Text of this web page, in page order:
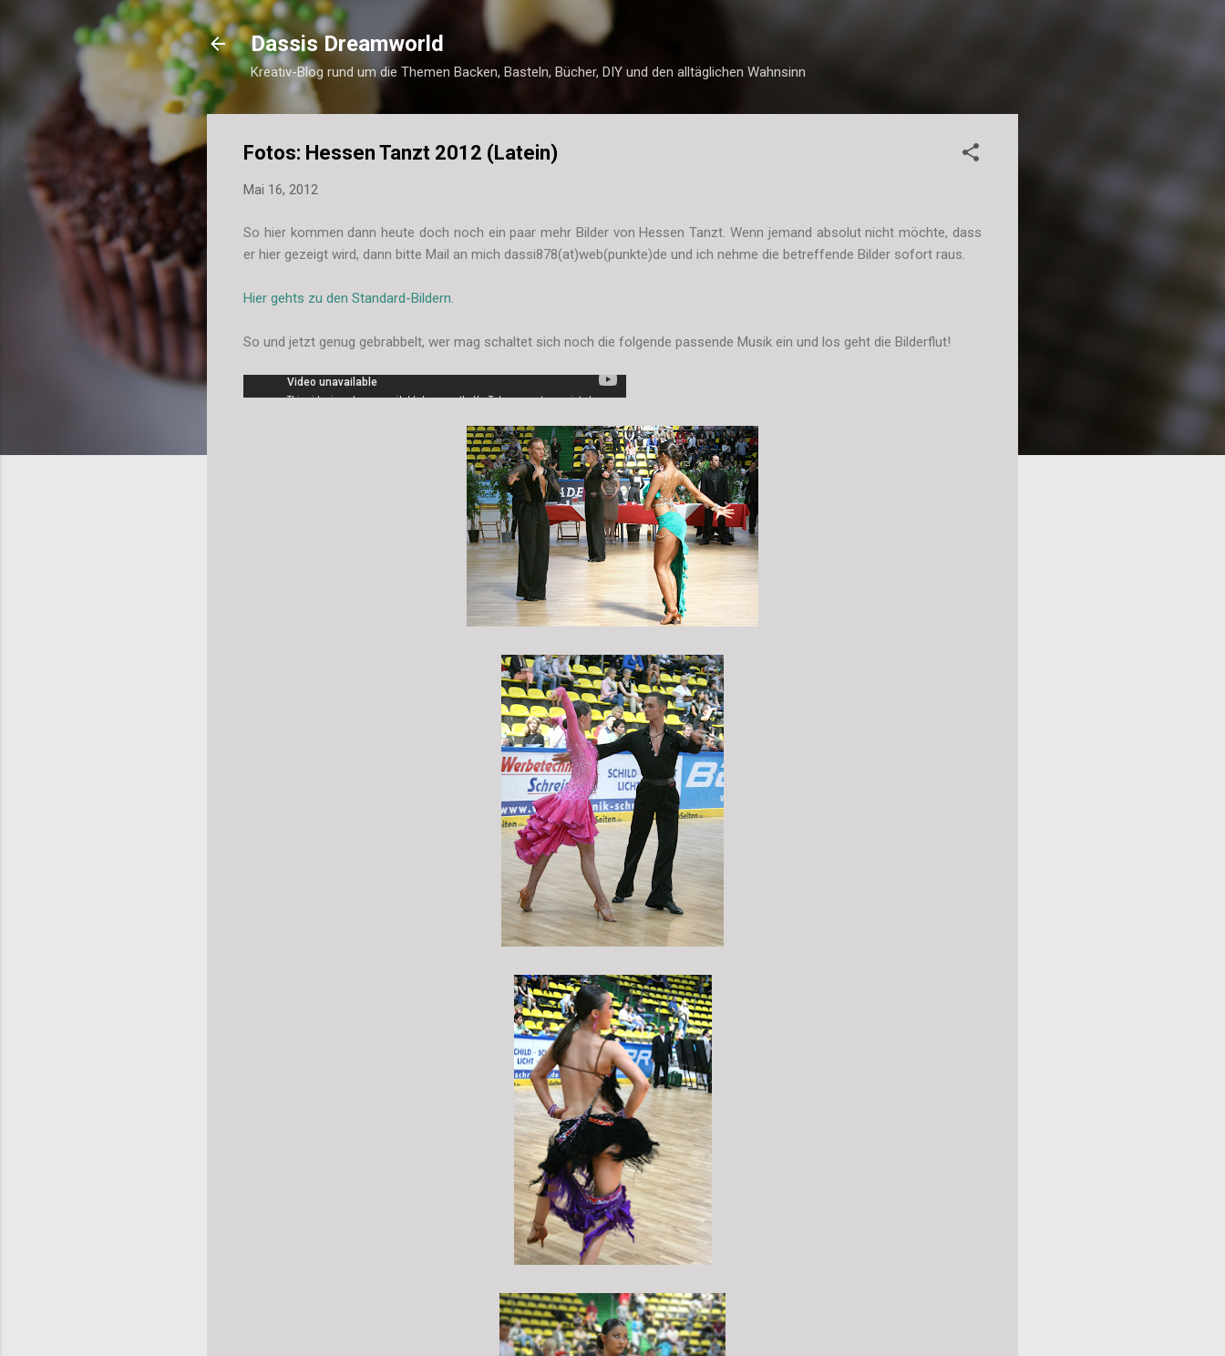
Direkt zum Hauptbereich
Dassis Dreamworld
Kreativ-Blog rund um die Themen Backen, Basteln, Bücher, DIY und den alltäglichen Wahnsinn
Fotos: Hessen Tanzt 2012 (Latein)
Mai 16, 2012
So hier kommen dann heute doch noch ein paar mehr Bilder von Hessen Tanzt. Wenn jemand absolut nicht möchte, dass
er hier gezeigt wird, dann bitte Mail an mich dassi878(at)web(punkte)de und ich nehme die betreffende Bilder sofort raus.
Hier gehts zu den Standard-Bildern.
So und jetzt genug gebrabbelt, wer mag schaltet sich noch die folgende passende Musik ein und los geht die Bilderflut!